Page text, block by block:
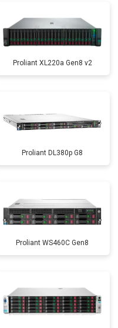
Proliant XL220a Gen8 v2
Proliant DL380p G8
Proliant WS460C Gen8